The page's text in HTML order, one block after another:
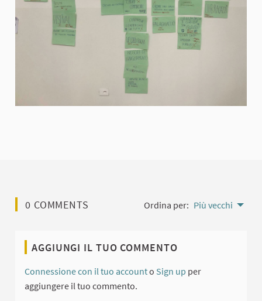
0 COMMENTS Ordina per: Più vecchi
AGGIUNGI IL TUO COMMENTO
Connessione con il tuo accounto Sign up per
aggiungere il tuo commento.